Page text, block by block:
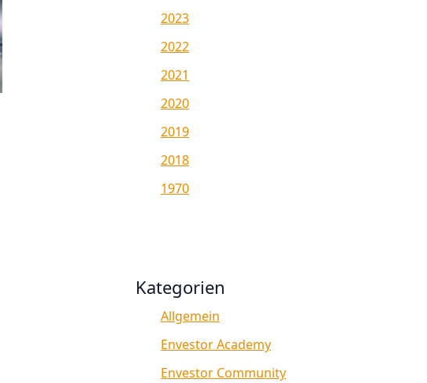
2023
2022
2021
2020
2019
2018
1970
Kategorien
Allgemein
Envestor Academy
Envestor Community